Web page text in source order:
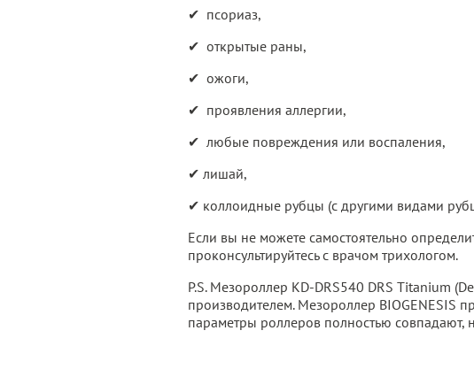
✔ псориаз,
✔ открытые раны,
✔ ожоги,
✔ проявления аллергии,
✔ любые повреждения или воспаления,
✔ лишай,
✔ коллоидные рубцы (с другими видами
Если вы не можете самостоятельно
проконсультируйтесь с врачом трихологом.
P.S. Мезороллер KD-DRS540 DRS Titanium
производителем. Мезороллер BIOGENESIS
параметры роллеров полностью совпадают,